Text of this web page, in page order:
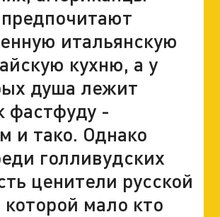
итальянскую
кухню, а у
душа лежит
фастфуду -
и тако. Однако
голливудских
ценители русской
которой мало кто